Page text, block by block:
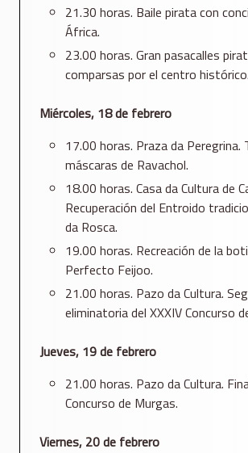
21.30 horas. Baile pirata con
África.
23.00 horas. Gran pasacalles
comparsas por el centro histórico.
Miércoles, 18 de febrero
17.00 horas. Praza da Peregrina.
máscaras de Ravachol.
18.00 horas. Casa da Cultura de
Recuperación del Entroido
da Rosca.
19.00 horas. Recreación de la
Perfecto Feijoo.
21.00 horas. Pazo da Cultura.
eliminatoria del XXXIV Concurso
Jueves, 19 de febrero
21.00 horas. Pazo da Cultura.
Concurso de Murgas.
Viernes, 20 de febrero